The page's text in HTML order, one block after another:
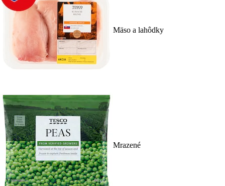
Mäso a lahôdky
Mrazené